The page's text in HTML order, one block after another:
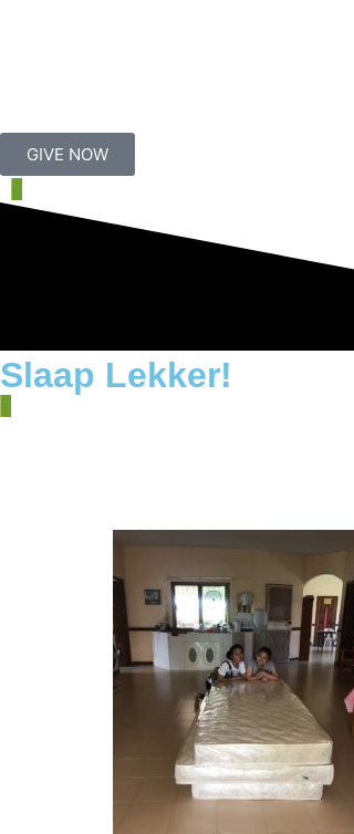
GIVE NOW
Slaap Lekker!